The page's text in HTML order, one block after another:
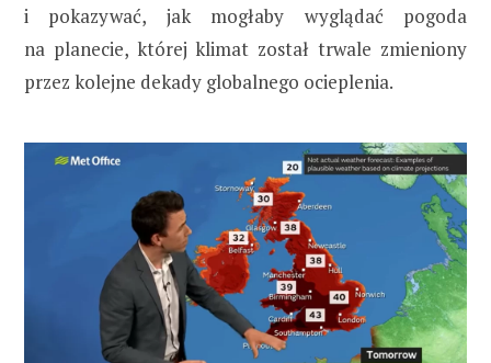
i pokazywać, jak mogłaby wyglądać pogoda
na planecie, której klimat został trwale zmieniony
przez kolejne dekady globalnego ocieplenia.